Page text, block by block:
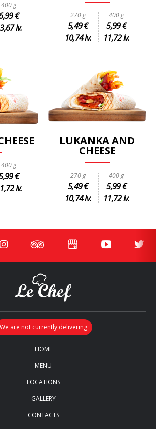
400 g
€
lv.
270 g
5,49 €
10,74 lv.
400 g
5,99 €
11,72 lv.
400 g
€
lv.
LUKANKA AND
CHEESE
270 g
5,49 €
10,74 lv.
400 g
5,99 €
11,72 lv.
HOME
MENU
LOCATIONS
GALLERY
CONTACTS